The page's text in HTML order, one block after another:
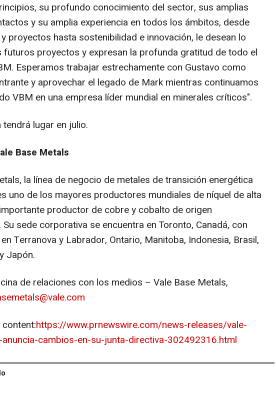
su profundo conocimiento del sector, sus amplias
y su amplia experiencia en todos los ámbitos, desde
proyectos hasta sostenibilidad e innovación, le desean lo
futuros proyectos y expresan la profunda gratitud de todo el
Esperamos trabajar estrechamente con Gustavo como
y aprovechar el legado de Mark mientras continuamos
VBM en una empresa líder mundial en minerales críticos".
lugar en julio.
Base Metals
la línea de negocio de metales de transición energética
uno de los mayores productores mundiales de níquel de alta
productor de cobre y cobalto de origen
sede corporativa se encuentra enToronto, Canadá, con
Terranova y Labrador, Ontario, Manitoba, Indonesia, Brasil,
Japón.
de relaciones con los medios – Vale Base Metals,
https://www.prnewswire.com/news-releases/vale-
cambios-en-su-junta-directiva-302492316.html